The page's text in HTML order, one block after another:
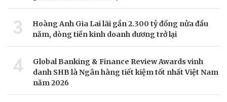
3
Hoàng Anh Gia Lai lãi gần 2.300 tỷ đồng nửa đầu
năm, dòng tiền kinh doanh dương trở lại
4
Global Banking & Finance Review Awards vinh
danh SHB là Ngân hàng tiết kiệm tốt nhất Việt Nam
năm 2026